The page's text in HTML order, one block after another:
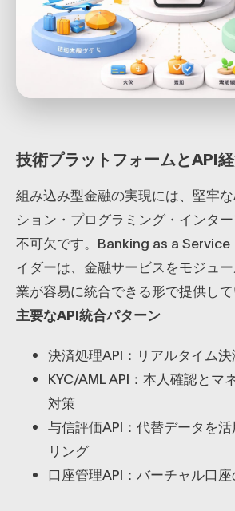
技術プラットフォームとAPI
組み込み型金融の実現には、堅牢
ション・プログラミング・インタ
不可欠です。Banking as a Service
イダーは、金融サービスをモジュ
業が容易に統合できる形で提供して
主要なAPI統合パターン
決済処理API：リアルタイム
KYC/AML API：本人確認とマ
対策
与信評価API：代替データを
リング
口座管理API：バーチャル口